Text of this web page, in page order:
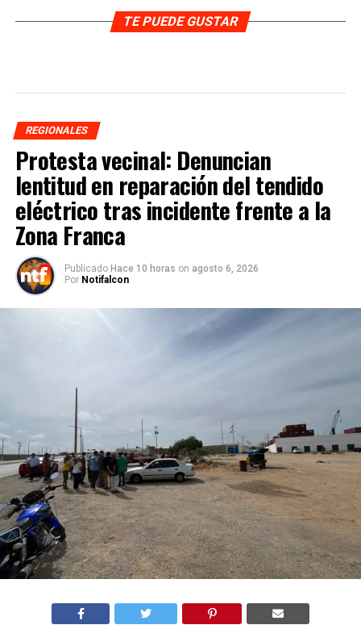
TE PUEDE GUSTAR
REGIONALES
Protesta vecinal: Denuncian
lentitud en reparación del tendido
eléctrico tras incidente frente a la
Zona Franca
Publicado Hace 10 horas on agosto 6, 2026
Por Notifalcon